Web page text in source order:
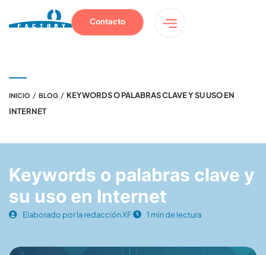
Contacto
INICIO / BLOG / KEYWORDS O PALABRAS CLAVE Y SU USO EN
INTERNET
Keywords o palabras clave y
su uso en Internet
Elaborado por la redacción XF 1 min de lectura